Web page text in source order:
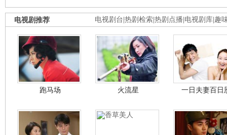
电视剧台 热剧检索 热剧点播 电视剧库 趣
电视剧推荐
跑马场 火流星 一日夫妻百日